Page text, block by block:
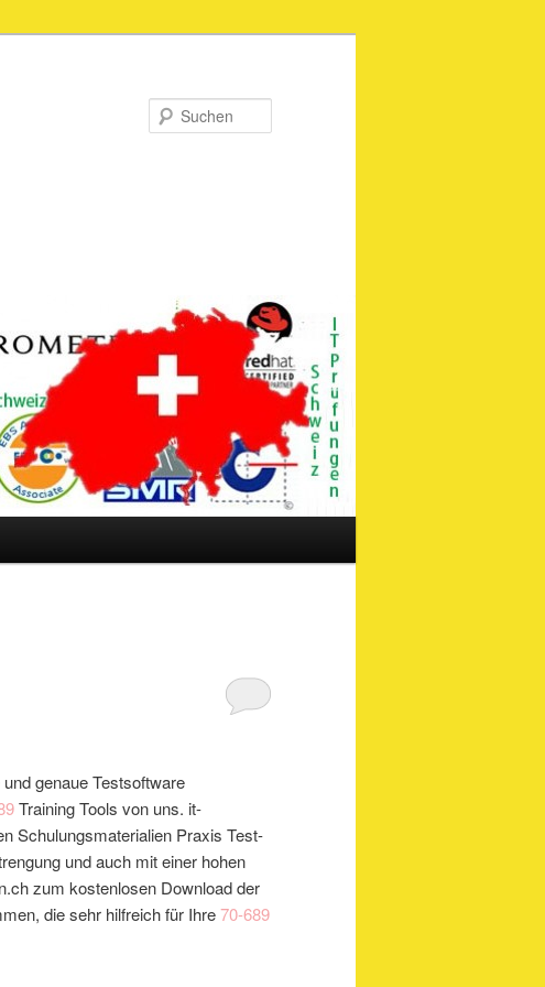
genaue Testsoftware
Training Tools von uns. it-
Schulungsmaterialien Praxis Test-
und auch mit einer hohen
zum kostenlosen Download der
die sehr hilfreich für Ihre70-689